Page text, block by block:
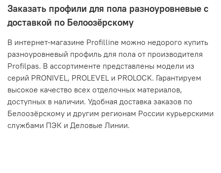
Заказать профили для пола разноуровневые с
доставкой по Белоозёрскому
В интернет-магазине Profilline можно недорого купить
разноуровневый профиль для пола от производителя
Profilpas. В ассортименте представлены модели из
серий PRONIVEL, PROLEVEL и PROLOCK. Гарантируем
высокое качество всех отделочных материалов,
доступных в наличии. Удобная доставка заказов по
Белоозёрскому и другим регионам России курьерскими
службами ПЭК и Деловые Линии.